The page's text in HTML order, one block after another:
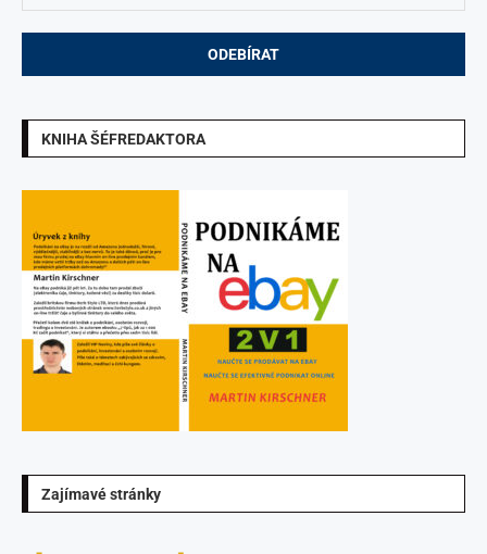
KNIHA ŠÉFREDAKTORA
Zajímavé stránky